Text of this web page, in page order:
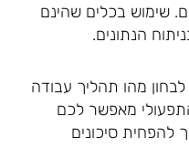
שימוש בכלים שהינם
הנתונים.
מהו תהליך עבודה
מאפשר לכם
להפחית סיכונים